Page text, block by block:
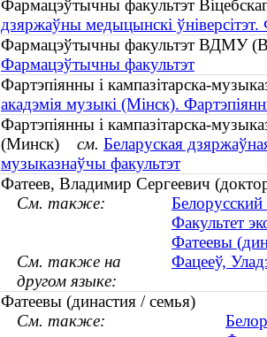
Фармацэўтычны факультэт
дзяржаўны медыцынскі
Фармацэўтычны факультэт ВДМУ
Фармацэўтычны факультэт
Фартэпіянны і кампазітарска-
акадэмія музыкі (Мінск).
Фартэпіянны і кампазітарска-
(Минск) см. Беларуская
музыказнаўчы факультэт
Фатеев, Владимир Сергеевич
См. также:
Факультет
Фатеевы
См. также на
другом языке:
Фацееў,
Фатеевы (династия / семья)
См. также: